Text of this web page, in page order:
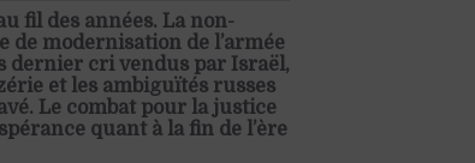
fil des années. La non-
de modernisation de l’armée
dernier cri vendus par Israël,
et les ambiguïtés russes
Le combat pour la justice
quant à la fin de l’ère